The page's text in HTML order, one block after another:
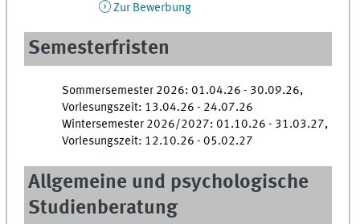
Zur Bewerbung
Semesterfristen
Sommersemester 2026: 01.04.26 - 30.09.26,
Vorlesungszeit: 13.04.26 - 24.07.26
Wintersemester 2026/2027: 01.10.26 - 31.03.27,
Vorlesungszeit: 12.10.26 - 05.02.27
Allgemeine und psychologische
Studienberatung